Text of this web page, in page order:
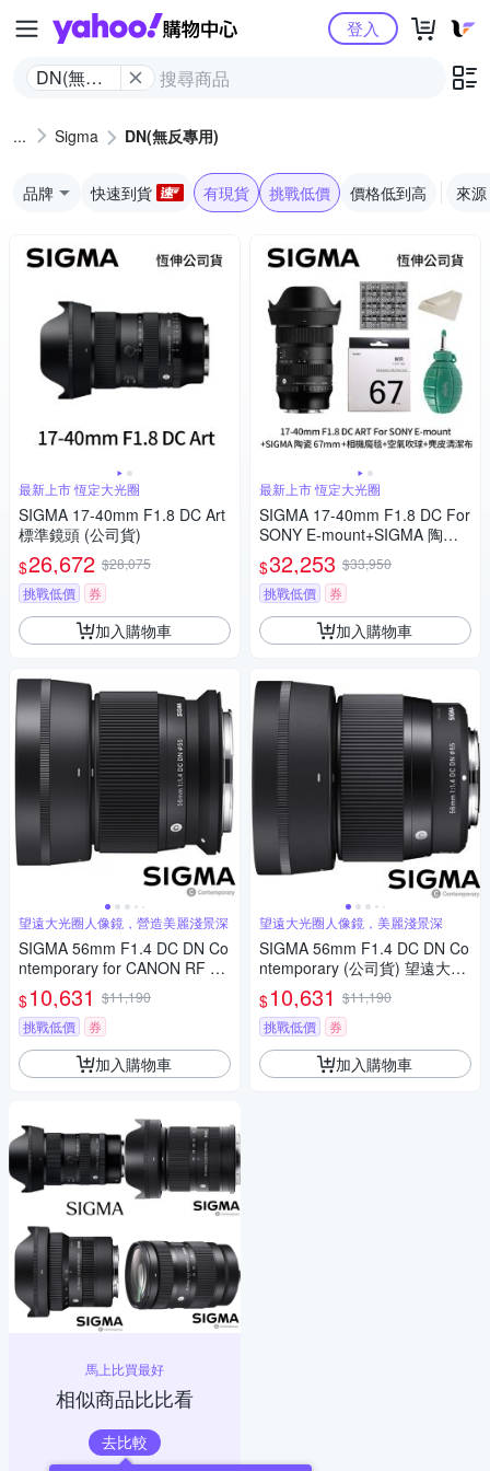
Yahoo購物中心
DN(無反
登入
Sigma DN(無反專用)
品牌 快速到貨 有現貨 挑戰低價 價格低到高 來源
最新上市 恆定大光圈
SIGMA 17-40mm F1.8 DC Art
標準鏡頭 (公司貨)
$26,672 $28,075
挑戰低價
券
加入購物車
望遠大光圈人像鏡，營造美麗淺景深
SIGMA 56mm F1.4 DC DN Co
ntemporary for CANON RF 接
環 (公司貨) 望遠大光圈定焦鏡
人像鏡 APS-C 無反微單眼專用
鏡頭
$10,631 $11,190
挑戰低價
券
加入購物車
馬上比買最好
相似商品比比看
去比較
最新上市 恆定大光圈
SIGMA 17-40mm F1.8 DC For
SONY E-mount+SIGMA 陶瓷 6
7mm保護鏡+相機魔毯+BW-13
0吹球+3030麂皮清潔布 (公司
貨)
$32,253 $33,950
挑戰低價
券
加入購物車
望遠大光圈人像鏡，美麗淺景深
SIGMA 56mm F1.4 DC DN Co
ntemporary (公司貨) 望遠大光
圈定焦鏡頭 人像鏡 APS-C 無反
微單眼專用鏡頭
$10,631 $11,190
挑戰低價
券
加入購物車